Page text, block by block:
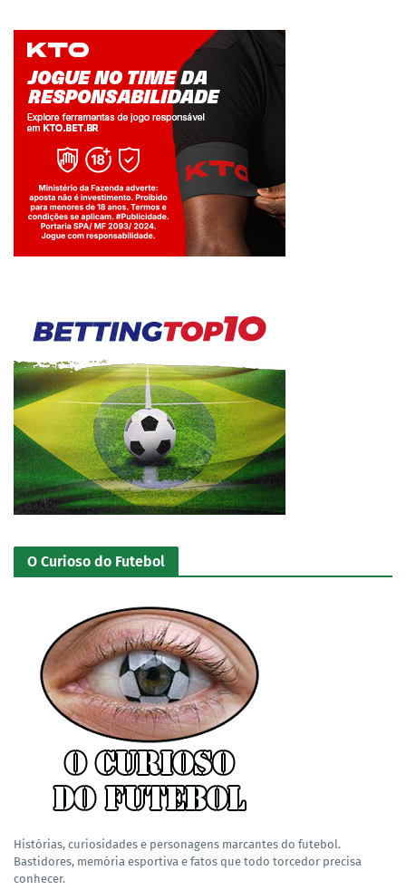
Jogue com responsabilidade. 18+
O Curioso do Futebol
Histórias, curiosidades e personagens marcantes do futebol.
Bastidores, memória esportiva e fatos que todo torcedor precisa
conhecer.